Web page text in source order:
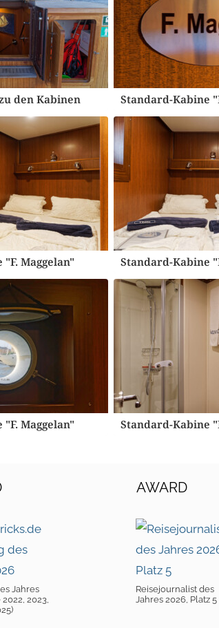
den Kabinen Standard-Kabine
Maggelan" Standard-Kabine
Maggelan" Standard-Kabine
Jahres
2023,
AWARD
Reisejournalist des
Jahres 2026, Platz 5